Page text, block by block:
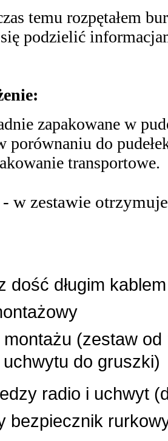
temu rozpętałem
się podzielić
zapakowane w
do
transportowe.
- w zestawie
dość długim kablem
(zestaw
do gruszki)
radio i uchwyt
bezpiecznik